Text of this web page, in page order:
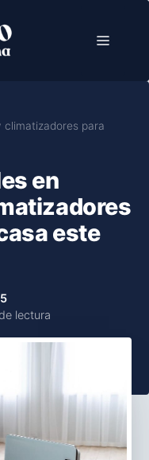
Menú
climatizadores para
en
este
lectura